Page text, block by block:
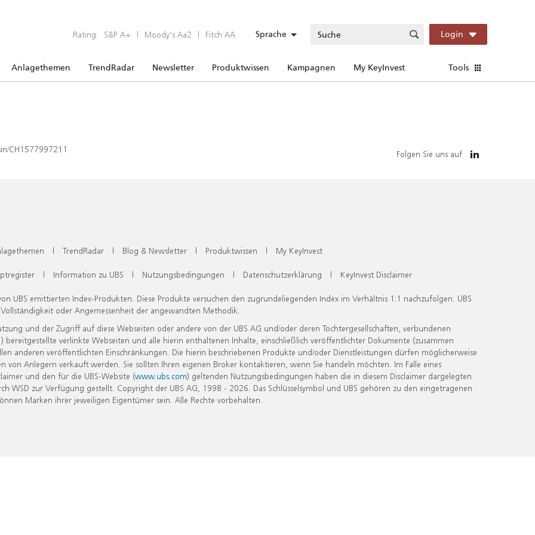
Rating: S&P A+ | Moody’s Aa2 | Fitch AA Sprache Login
Anlagethemen TrendRadar Newsletter Produktwissen Kampagnen My KeyInvest Tools
CH1577997211 Folgen Sie uns auf
| TrendRadar | Blog & Newsletter | Produktwissen | My KeyInvest
| Information zu UBS | Nutzungsbedingungen | Datenschutzerklärung | KeyInvest Disclaimer
UBS emittierten Index-Produkten. Diese Produkte versuchen den zugrundeliegenden Index im Verhältnis 1:1 nachzufolgen. UBS
oder Angemessenheit der angewandten Methodik.
und der Zugriff auf diese Webseiten oder andere von der UBS AG und/oder deren Tochtergesellschaften, verbundenen
verlinkte Webseiten und alle hierin enthaltenen Inhalte, einschließlich veröffentlichter Dokumente (zusammen
anderen veröffentlichten Einschränkungen. Die hierin beschriebenen Produkte und/oder Dienstleistungen dürfen möglicherweise
Anlegern verkauft werden. Sie sollten Ihren eigenen Broker kontaktieren, wenn Sie handeln möchten. Im Falle eines
und den für die UBS-Website (www.ubs.com) geltenden Nutzungsbedingungen haben die in diesem Disclaimer dargelegten
zur Verfügung gestellt. Copyright der UBS AG, 1998 - 2026. Das Schlüsselsymbol und UBS gehören zu den eingetragenen
Marken ihrer jeweiligen Eigentümer sein. Alle Rechte vorbehalten.